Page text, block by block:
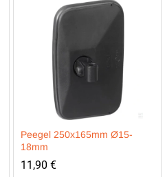
Peegel 250x165mm Ø15-
18mm
11,90 €